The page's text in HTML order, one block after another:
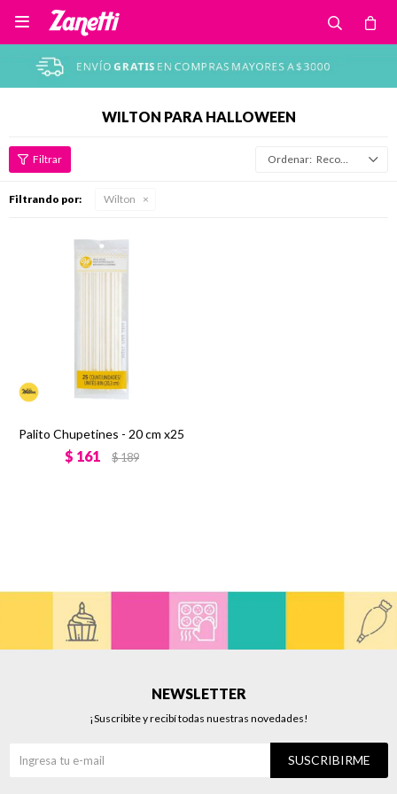

WILTON PARA HALLOWEEN
Recomendados
Filtrando por: Wilton
Palito Chupetines - 20 cm x25
$ 161 $189
NEWSLETTER
¡Suscribite y recibí todas nuestras novedades!
SUSCRIBIRME